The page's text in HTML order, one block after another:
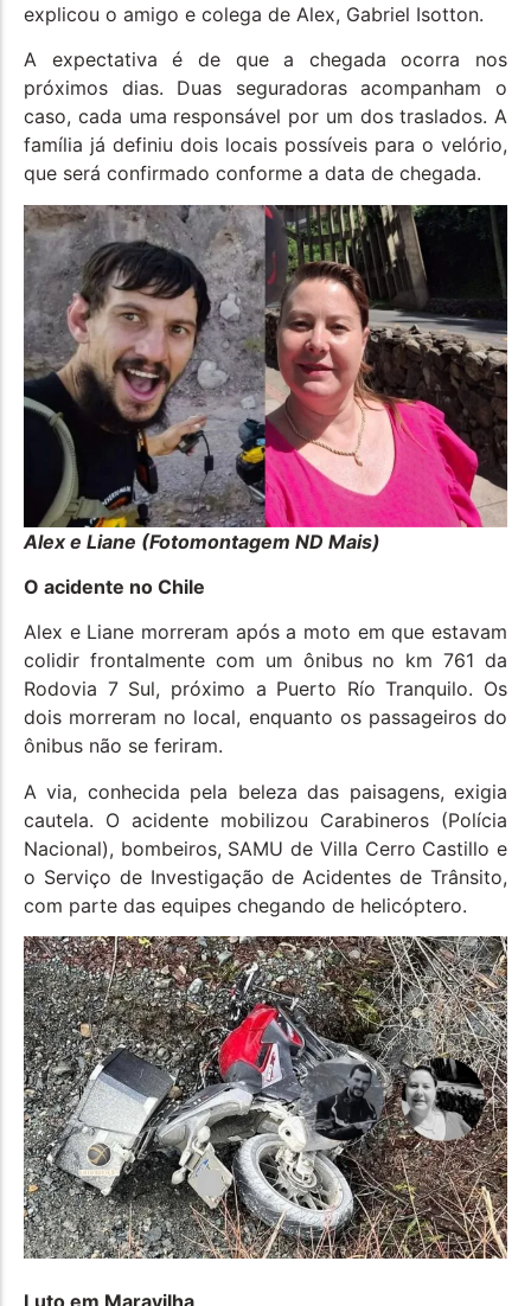
explicou o amigo e colega de Alex, Gabriel Isotton.
A expectativa é de que a chegada ocorra nos
próximos dias. Duas seguradoras acompanham o
caso, cada uma responsável por um dos traslados. A
família já definiu dois locais possíveis para o velório,
que será confirmado conforme a data de chegada.
Alex e Liane (Fotomontagem ND Mais)
O acidente no Chile
Alex e Liane morreram após a moto em que estavam
colidir frontalmente com um ônibus no km 761 da
Rodovia 7 Sul, próximo a Puerto Río Tranquilo. Os
dois morreram no local, enquanto os passageiros do
ônibus não se feriram.
A via, conhecida pela beleza das paisagens, exigia
cautela. O acidente mobilizou Carabineros (Polícia
Nacional), bombeiros, SAMU de Villa Cerro Castillo e
o Serviço de Investigação de Acidentes de Trânsito,
com parte das equipes chegando de helicóptero.